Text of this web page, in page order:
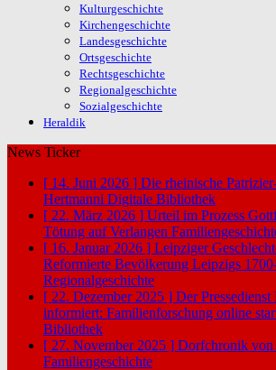
Kulturgeschichte
Kirchengeschichte
Landesgeschichte
Ortsgeschichte
Rechtsgeschichte
Regionalgeschichte
Sozialgeschichte
Heraldik
News Ticker
[ 14. Juni 2026 ] Die rheinische
Hertmanni Digitale Bibliothek
[ 22. März 2026 ] Urteil im Prozess
Tötung auf Verlangen
[ 16. Januar 2026 ] Leipziger
Reformierte Bevölkerung Leipzigs
Regionalgeschichte
[ 22. Dezember 2025 ] Der
informiert: Familienforschung online
Bibliothek
[ 27. November 2025 ] Dorfchronik
Familiengeschichte